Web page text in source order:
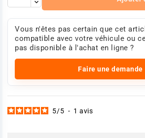
Renault 5010306930
Photo non contractuelle.
Vous n'êtes pas certain que cet
compatible avec votre véhicule ou
pas disponible à l'achat en ligne ?
Faire une demande
5/5 - 1 avis